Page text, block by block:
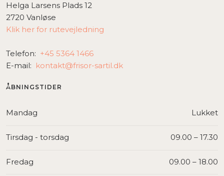
Helga Larsens Plads 12
2720 Vanløse
Klik her for rutevejledning
Telefon: ​ +45 5364 1466
E-mail: kontakt@frisor-sartil.dk
ÅBNINGSTIDER​
Mandag Lukket
Tirsdag - torsdag 09.00 – 17.30​
Fredag 09.00 – 18.00​